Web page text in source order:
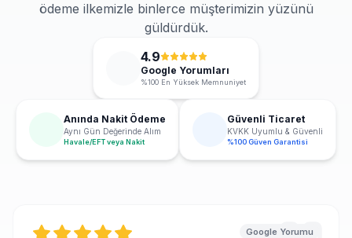
ödeme ilkemizle binlerce müşterimizin yüzünü
güldürdük.
4.9
Google Yorumları
%100 En Yüksek Memnuniyet
Anında Nakit Ödeme
Aynı Gün Değerinde Alım
Havale/EFT veya Nakit
Güvenli Ticaret
KVKK Uyumlu & Güvenli
%100 Güven Garantisi
Google Yorumu